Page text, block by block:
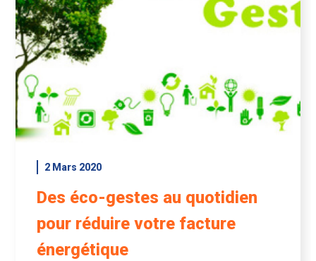
2 Mars 2020
Des éco-gestes au quotidien
pour réduire votre facture
énergétique